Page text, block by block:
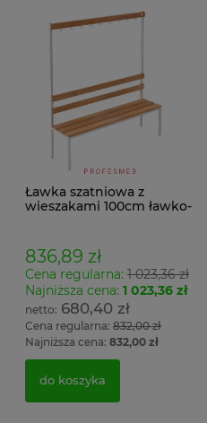
Ławka szatniowa z
wieszakami 100cm ławko-
836,89 zł
Cena regularna: 1 023,36 zł
Najniższa cena: 1 023,36 zł
680,40 zł
Cena regularna: 832,00 zł
Najniższa cena: 832,00 zł
do koszyka